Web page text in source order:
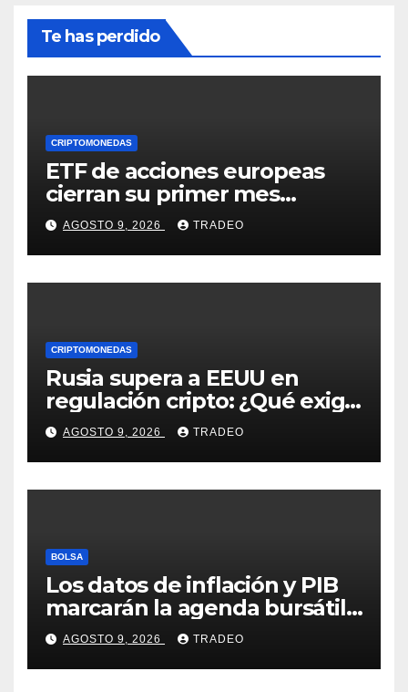
Te has perdido
CRIPTOMONEDAS
ETF de acciones europeas
cierran su primer mes
positivo desde el inicio de la
guerra en Irán
AGOSTO 9, 2026 TRADEO
CRIPTOMONEDAS
Rusia supera a EEUU en
regulación cripto: ¿Qué exige
la nueva ley?
AGOSTO 9, 2026 TRADEO
BOLSA
Los datos de inflación y PIB
marcarán la agenda bursátil
de la próxima semana
AGOSTO 9, 2026 TRADEO